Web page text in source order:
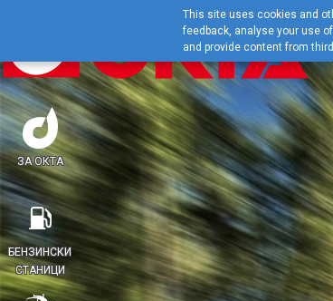
ЗА ОКТА
БЕНЗИНСКИ
СТАНИЦИ
This site uses cookies and
feedback, analyse your use
and provide content from